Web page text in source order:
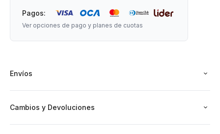
Incluye cable USB. Funciona con autonomía (cargar y usar).
Medidas: 17 cm de altura x 9 cm de base
Pagos:
Ver opciones de pago y planes de cuotas
Envíos
Cambios y Devoluciones